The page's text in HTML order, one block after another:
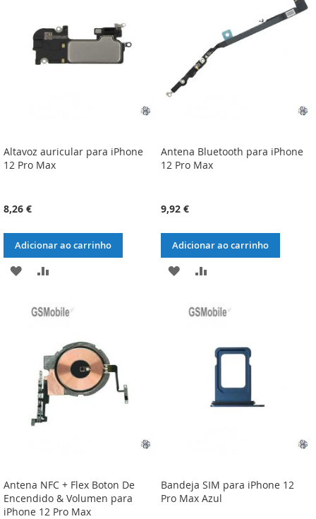
DESEJOS
DESEJOS
Altavoz auricular para iPhone
12 Pro Max
8,26 €
Adicionar ao carrinho
ADICIONAR
LISTA
DESEJOS
COMPARAÇÃO
Antena Bluetooth para iPhone
12 Pro Max
9,92 €
Adicionar ao carrinho
ADICIONAR
LISTA
DESEJOS
ADICIONAR
COMPARAÇÃO
Antena NFC + Flex Boton De
Encendido & Volumen para
iPhone 12 Pro Max
Bandeja SIM para iPhone 12
Pro Max Azul